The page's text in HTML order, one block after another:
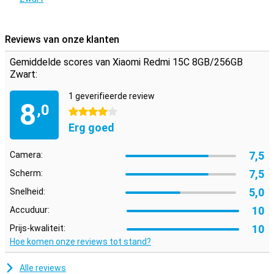
Reviews van onze klanten
Gemiddelde scores van Xiaomi Redmi 15C 8GB/256GB
Zwart:
8,0
1 geverifieerde review
4 sterren
Erg goed
Camera: 7,5
Scherm: 7,5
Snelheid: 5,0
Accuduur: 10
Prijs-kwaliteit: 10
Hoe komen onze reviews tot stand?
Alle reviews